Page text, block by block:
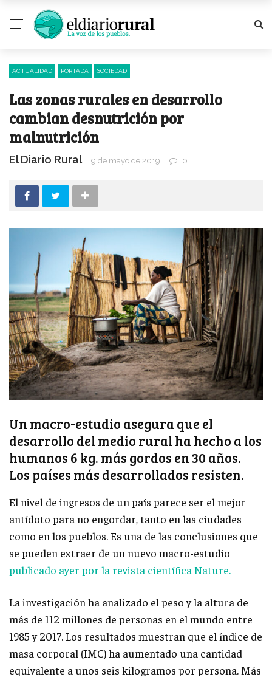
ACTUALIDAD PORTADA SOCIEDAD
Las zonas rurales en desarrollo
cambian desnutrición por
malnutrición
El Diario Rural 9 de mayo de 2019 0
Un macro-estudio asegura que el
desarrollo del medio rural ha hecho a los
humanos 6 kg. más gordos en 30 años.
Los países más desarrollados resisten.
El nivel de ingresos de un país parece ser el mejor
antídoto para no engordar, tanto en las ciudades
como en los pueblos. Es una de las conclusiones que
se pueden extraer de un nuevo macro-estudio
publicado ayer por la revista científica Nature.
La investigación ha analizado el peso y la altura de
más de 112 millones de personas en el mundo entre
1985 y 2017. Los resultados muestran que el índice de
masa corporal (IMC) ha aumentado una cantidad
equivalente a unos seis kilogramos por persona. Más